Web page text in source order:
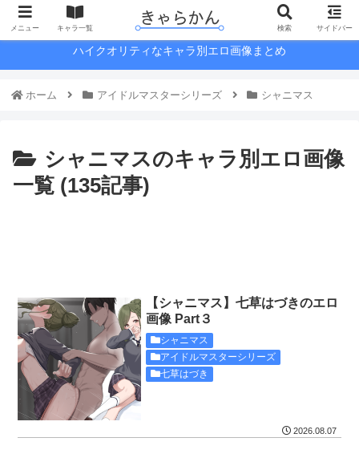
ハイクオリティなキャラ別エロ画像まとめ
ホーム アイドルマスターシリーズ シャニマス
シャニマスのキャラ別エロ画像
一覧 (135記事)
【シャニマス】七草はづきのエロ
画像 Part３
シャニマス
アイドルマスターシリーズ
七草はづき
2026.08.07
メニュー キャラ一覧 検索 サイドバー